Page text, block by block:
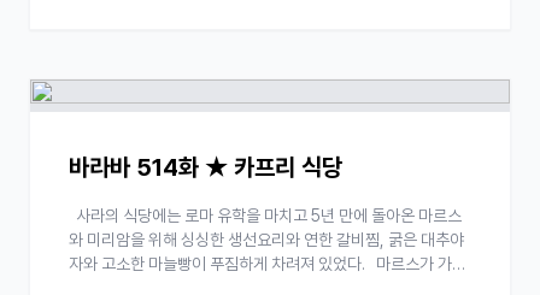
바라바 514화 ★ 카프리 식당
사라의 식당에는 로마 유학을 마치고 5년 만에 돌아온 마르스
와 미리암을 위해 싱싱한 생선요리와 연한 갈비찜, 굵은 대추야
자와 고소한 마늘빵이 푸짐하게 차려져 있었다. 마르스가 가져